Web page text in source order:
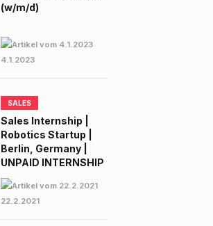
(w/m/d)
4.1.2023
SALES
Sales Internship |
Robotics Startup |
Berlin, Germany |
UNPAID INTERNSHIP
22.2.2021